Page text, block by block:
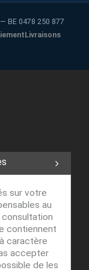
BE 0478 250 877
Livraisons
sur votre
au
contiennent
caractère
accepter
de les